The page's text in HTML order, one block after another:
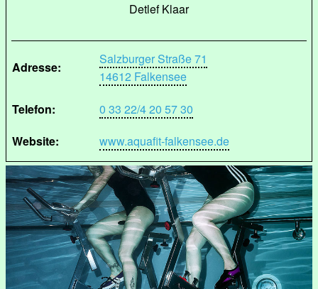
Detlef Klaar
Adresse:
Salzburger Straße 71
14612 Falkensee
Telefon:
0 33 22/4 20 57 30
Website:
www.aquafit-falkensee.de